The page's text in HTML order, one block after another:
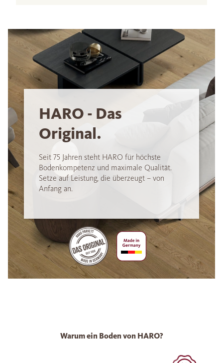
HARO - Das
Original.
Seit 75 Jahren steht HARO für höchste
Bodenkompetenz und maximale Qualität.
Setze auf Leistung, die überzeugt – von
Anfang an.
Warum ein Boden von HARO?